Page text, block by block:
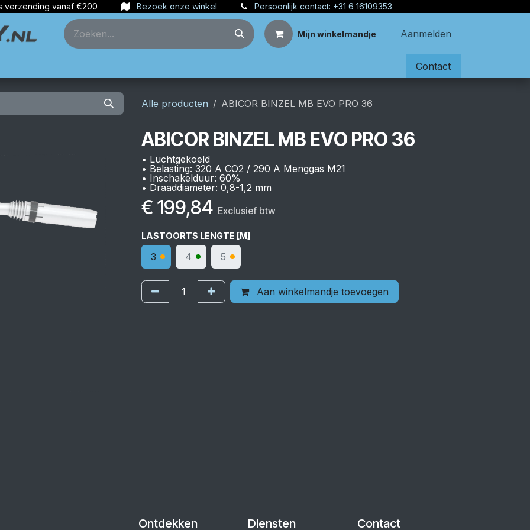
verzending vanaf €200 Bezoek onze winkel Persoonlijk contact: +31 6 16109353
Mijn winkelmandje Aanmelden
Contact
Alle producten ABICOR BINZEL MB EVO PRO 36
ABICOR BINZEL MB EVO PRO 36
• Luchtgekoeld
• Belasting: 320 A CO2 / 290 A Menggas M21
• Inschakelduur: 60%
• Draaddiameter: 0,8-1,2 mm
€ 199,84 Exclusief btw
LASTOORTS LENGTE [M]
3 4 5
Aan winkelmandje toevoegen
Contact
Diensten
Ontdekken